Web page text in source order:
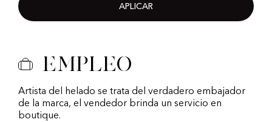
APLICAR
Empleo
Artista del helado se trata del verdadero embajador
de la marca, el vendedor brinda un servicio en
boutique.